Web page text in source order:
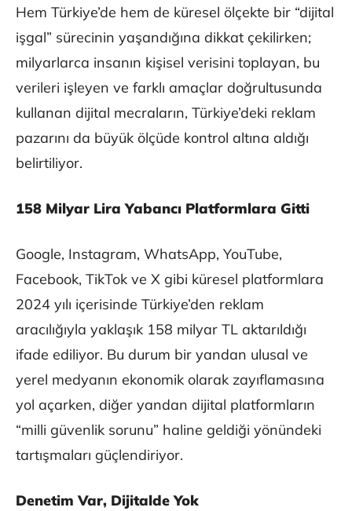
Hem Türkiye’de hem de küresel ölçekte bir “dijital
işgal” sürecinin yaşandığına dikkat çekilirken;
milyarlarca insanın kişisel verisini toplayan, bu
verileri işleyen ve farklı amaçlar doğrultusunda
kullanan dijital mecraların, Türkiye’deki reklam
pazarını da büyük ölçüde kontrol altına aldığı
belirtiliyor.
158 Milyar Lira Yabancı Platformlara Gitti
Google, Instagram, WhatsApp, YouTube,
Facebook, TikTok ve X gibi küresel platformlara
2024 yılı içerisinde Türkiye’den reklam
aracılığıyla yaklaşık 158 milyar TL aktarıldığı
ifade ediliyor. Bu durum bir yandan ulusal ve
yerel medyanın ekonomik olarak zayıflamasına
yol açarken, diğer yandan dijital platformların
“milli güvenlik sorunu” haline geldiği yönündeki
tartışmaları güçlendiriyor.
Denetim Var, Dijitalde Yok